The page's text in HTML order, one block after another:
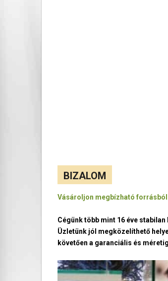
BIZALOM
Vásároljon megbízható forrásból
Cégünk több mint 16 éve
Üzletünk jól megközelíthető
követően a garanciális és